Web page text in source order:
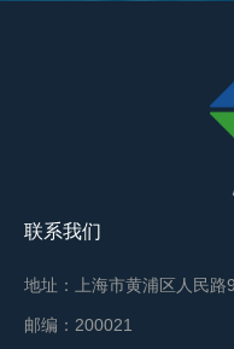
联系我们
地址：上海市黄浦区人民
邮编：200021